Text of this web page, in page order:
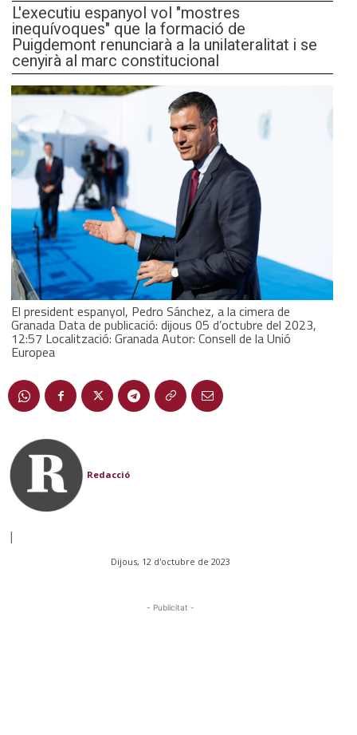
L'executiu espanyol vol "mostres
inequívoques" que la formació de
Puigdemont renunciarà a la unilateralitat i se
cenyirà al marc constitucional
El president espanyol, Pedro Sánchez, a la cimera de
Granada Data de publicació: dijous 05 d’octubre del 2023,
12:57 Localització: Granada Autor: Consell de la Unió
Europea
Redacció
|
Dijous, 12 d'octubre de 2023
- Publicitat -